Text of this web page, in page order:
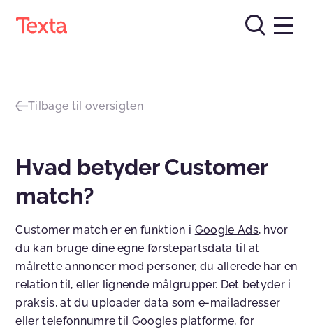
Tilbage til oversigten
Hvad betyder Customer
match?
Customer match er en funktion i Google Ads, hvor
du kan bruge dine egne førstepartsdata til at
målrette annoncer mod personer, du allerede har en
relation til, eller lignende målgrupper. Det betyder i
praksis, at du uploader data som e-mailadresser
eller telefonnumre til Googles platforme, for